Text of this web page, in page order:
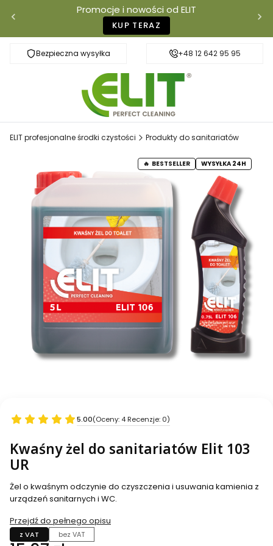
Promocje i nowości od ELIT
KUP TERAZ
Bezpieczna wysyłka Szybka dostawa
+48 12 642 95 95
ELIT profesjonalne środki czystości Produkty do sanitariatów
BESTSELLER WYSYŁKA 24H
5.00(Oceny: 4 Recenzje: 0)
Kwaśny żel do sanitariatów Elit 103
UR
Żel o kwaśnym odczynie do czyszczenia i usuwania kamienia z
urządzeń sanitarnych i WC.
Przejdź do pełnego opisu
z VAT bez VAT